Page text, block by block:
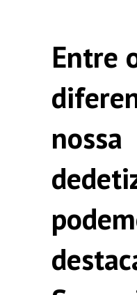
Entre
nossa